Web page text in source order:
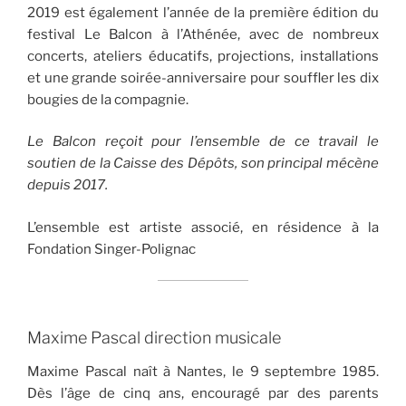
2019 est également l’année de la première édition du
festival Le Balcon à l’Athénée, avec de nombreux
concerts, ateliers éducatifs, projections, installations
et une grande soirée-anniversaire pour souffler les dix
bougies de la compagnie.
Le Balcon reçoit pour l’ensemble de ce travail le
soutien de la Caisse des Dépôts, son principal mécène
depuis 2017.
L’ensemble est artiste associé, en résidence à la
Fondation Singer-Polignac
Maxime Pascal direction musicale
Maxime Pascal naît à Nantes, le 9 septembre 1985.
Dès l’âge de cinq ans, encouragé par des parents